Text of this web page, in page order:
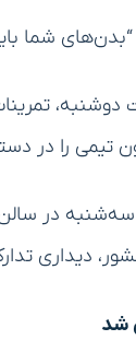
“بدن‌های شما
دوشنبه،
تیمی را در
در سالن
دیداری
شد